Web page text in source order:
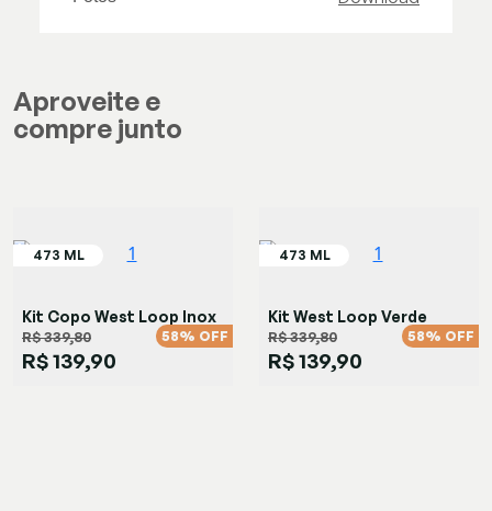
Aproveite e
compre junto
Kit Copo West Loop Inox
R$ 339,80
R$ 139,90
58% OFF
Kit West Loop Verde
R$ 339,80
R$ 139,90
58% OFF